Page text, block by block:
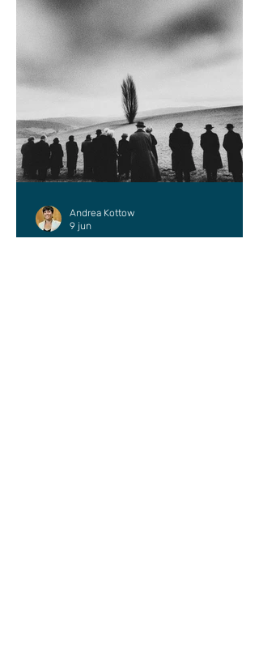
Andrea Kottow
9 jun